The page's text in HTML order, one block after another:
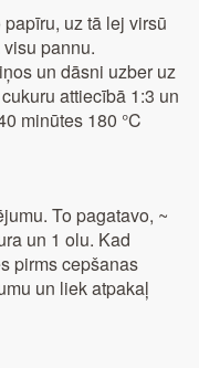
uz tā lej virsū
pannu.
un dāsni uzber uz
attiecībā 1:3 un
minūtes 180 °C
To pagatavo, ~
un 1 olu. Kad
pirms cepšanas
un liek atpakaļ